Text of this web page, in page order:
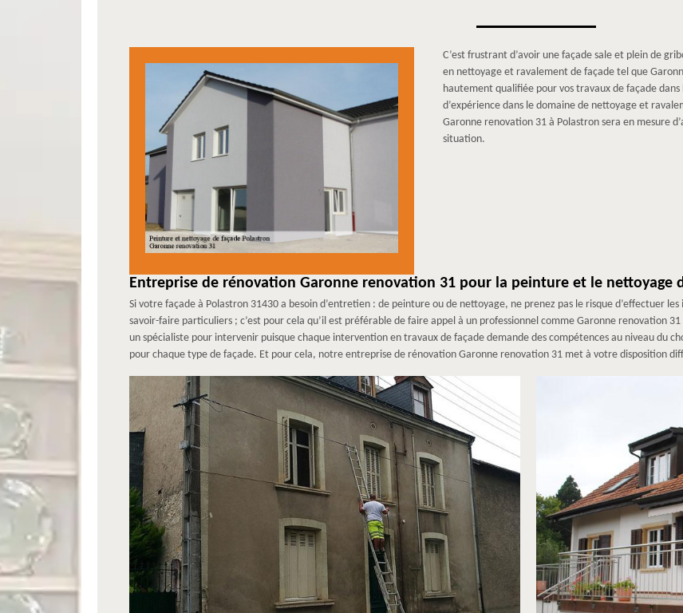
C’est frustrant d’avoir une façade sale et plein de
en nettoyage et ravalement de façade tel que
hautement qualifiée pour vos travaux de façade
d’expérience dans le domaine de nettoyage et
Garonne renovation 31 à Polastron sera en mesure
situation.
Entreprise de rénovation Garonne renovation 31 pour la peinture et le nettoyage
Si votre façade à Polastron 31430 a besoin d’entretien : de peinture ou de nettoyage, ne prenez pas le risque d’effectuer
savoir-faire particuliers ; c’est pour cela qu’il est préférable de faire appel à un professionnel comme Garonne renovation
un spécialiste pour intervenir puisque chaque intervention en travaux de façade demande des compétences au niveau du
pour chaque type de façade. Et pour cela, notre entreprise de rénovation Garonne renovation 31 met à votre disposition